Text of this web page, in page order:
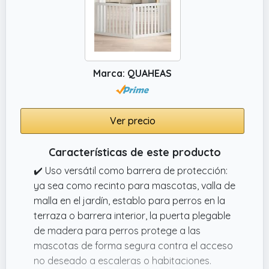
húmedo para mantener la puerta limpia y
✔️ Puerta de cierre magnético: nuestra
puerta interna de acordeón está equipada
se puede plegar fácilmente y mantener
firmemente cerrada, mientras que evita que
los mosquitos, ratones y otros animales
pequeños entren en tu habitación. Haz que
✔️ Kit completo de puerta plegable de PVC:
hecho de marco de puerta de PVC de alta
calidad y acrílico esmerilado, resistente y
duradero sin deformación. Poste magnético
para puerta, rodillos silenciosos sin
mantenimiento, riel de aluminio, sin riel inferior.
Marca: QUAHEAS
Ver precio
Características de este producto
✔️ Uso versátil como barrera de protección:
ya sea como recinto para mascotas, valla de
malla en el jardín, establo para perros en la
terraza o barrera interior, la puerta plegable
de madera para perros protege a las
mascotas de forma segura contra el acceso
no deseado a escaleras o habitaciones.